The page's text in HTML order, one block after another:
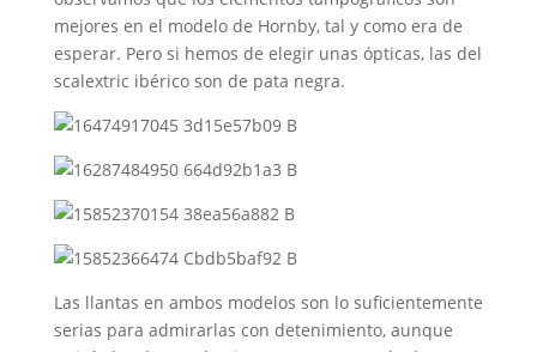
mejores en el modelo de Hornby, tal y como era de
esperar. Pero si hemos de elegir unas ópticas, las del
scalextric ibérico son de pata negra.
Las llantas en ambos modelos son lo suficientemente
serias para admirarlas con detenimiento, aunque